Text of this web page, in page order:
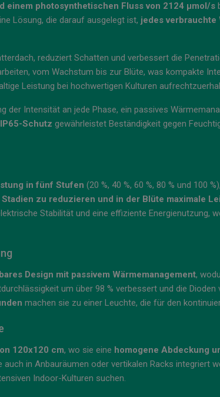
einem photosynthetischen Fluss von 2124 µmol/s
Lösung, die darauf ausgelegt ist, jedes verbrauchte
reduziert Schatten und verbessert die
vom Wachstum bis zur Blüte, was kompakte
Leistung bei hochwertigen Kulturen
der Intensität an jede Phase, ein passives
IP65-Schutz gewährleistet Beständigkeit gegen
in fünf Stufen (20 %, 40 %, 60 %, 80 % und 100
zu reduzieren und in der Blüte maximale
Stabilität und eine effiziente Energienutzung,
Design mit passivem Wärmemanagement,
um über 98 % verbessert und die
machen sie zu einer Leuchte, die für den
120x120 cm, wo sie eine homogene Abdeckung
in Anbauräumen oder vertikalen Racks integriert
Indoor-Kulturen suchen.